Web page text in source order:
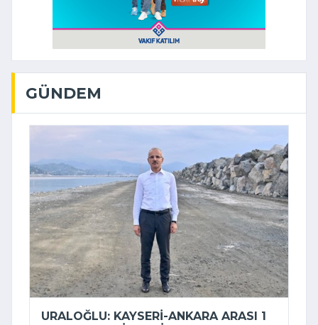
GÜNDEM
URALOĞLU: KAYSERI-ANKARA ARASI 1